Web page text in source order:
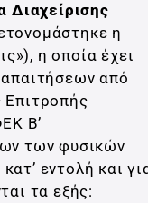
Διαχείρισης
η
η οποία έχει
απαιτήσεων από
Β’
των φυσικών
κατ’ εντολή και
τα εξής: